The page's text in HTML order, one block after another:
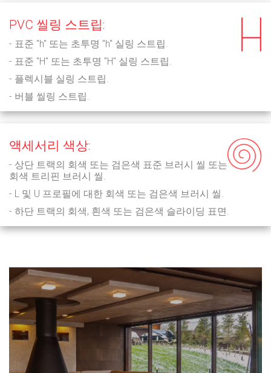
PVC 씰링 스트립:
- 표준 "h" 또는 초투명 "h" 실링 스트립.
- 표준 "H" 또는 초투명 "H" 실링 스트립.
- 플렉시블 실링 스트립.
- 버블 씰링 스트립.
액세서리 색상:
- 상단 트랙의 회색 또는 검은색 표준 브러시 씰 또는
회색 트리핀 브러시 씰.
- L 및 U 프로필에 대한 회색 또는 검은색 브러시 씰.
- 하단 트랙의 회색, 흰색 또는 검은색 슬라이딩 표면.